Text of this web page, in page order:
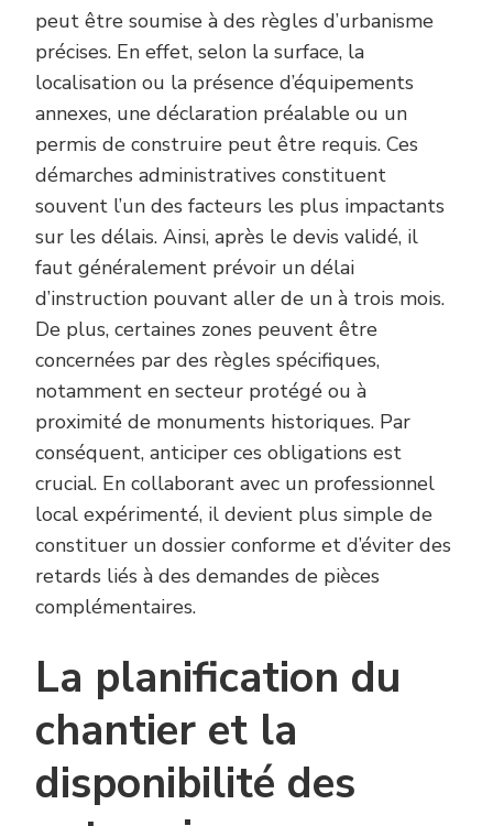
peut être soumise à des règles d’urbanisme
précises. En effet, selon la surface, la
localisation ou la présence d’équipements
annexes, une déclaration préalable ou un
permis de construire peut être requis. Ces
démarches administratives constituent
souvent l’un des facteurs les plus impactants
sur les délais. Ainsi, après le devis validé, il
faut généralement prévoir un délai
d’instruction pouvant aller de un à trois mois.
De plus, certaines zones peuvent être
concernées par des règles spécifiques,
notamment en secteur protégé ou à
proximité de monuments historiques. Par
conséquent, anticiper ces obligations est
crucial. En collaborant avec un professionnel
local expérimenté, il devient plus simple de
constituer un dossier conforme et d’éviter des
retards liés à des demandes de pièces
complémentaires.
La planification du
chantier et la
disponibilité des